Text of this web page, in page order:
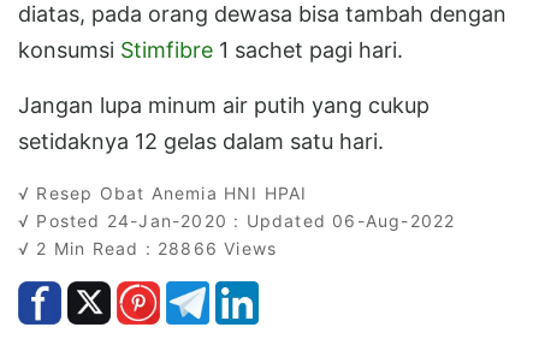
diatas, pada orang dewasa bisa tambah dengan
konsumsi Stimfibre 1 sachet pagi hari.
Jangan lupa minum air putih yang cukup
setidaknya 12 gelas dalam satu hari.
√ Resep Obat Anemia HNI HPAI
√ Posted 24-Jan-2020 : Updated 06-Aug-2022
√ 2 Min Read : 28866 Views